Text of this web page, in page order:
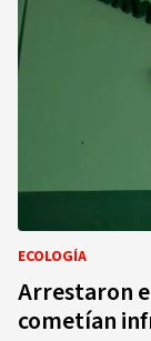
ECOLOGÍA
Arrestaron
cometían